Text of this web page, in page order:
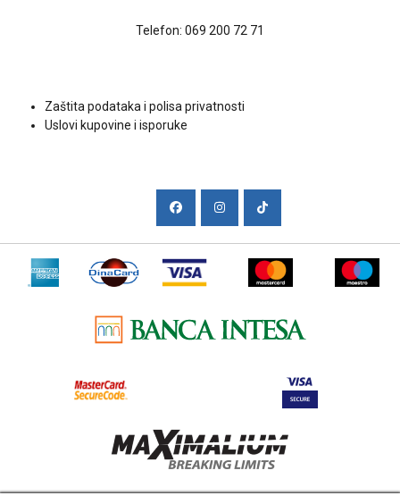
Telefon: 069 200 72 71
Zaštita podataka i polisa privatnosti
Uslovi kupovine i isporuke